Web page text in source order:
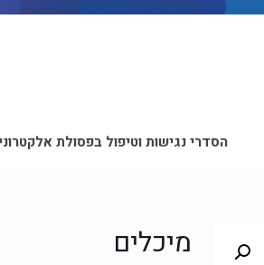
הסדרי נגישות וטיפול בפסולת
מיכלים